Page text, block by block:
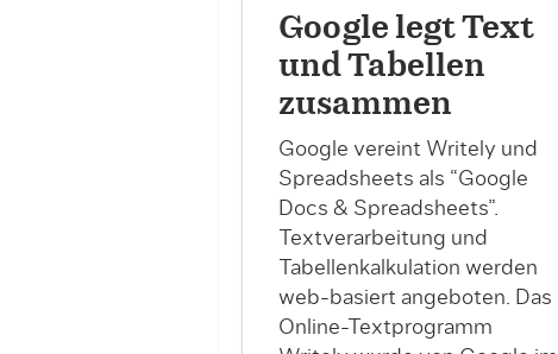
Google legt Text
und Tabellen
zusammen
Google vereint Writely und
Spreadsheets als “Google
Docs & Spreadsheets”.
Textverarbeitung und
Tabellenkalkulation werden
web-basiert angeboten. Das
Online-Textprogramm